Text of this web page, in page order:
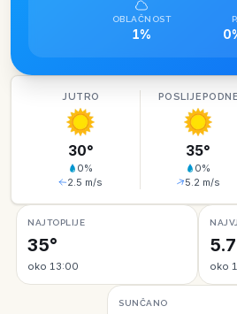
OBLAČNOST
1%
JUTRO
30°
0%
2.5 m/s
POSLIJEPODNE
35°
0%
5.2 m/s
NAJTOPLIJE
35°
oko 13:00 oko
SUNČANO